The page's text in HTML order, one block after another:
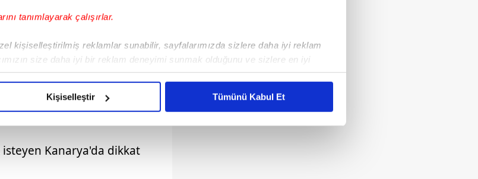
tanımlayarak çalışırlar.
kişiselleştirilmiş reklamlar sunabilir, sayfalarımızda sizlere daha iyi reklam
size daha iyi bir reklam deneyimi sunmak olduğunu ve sizlere en iyi
gösterdiğimizi ve bu noktada, reklamların maliyetlerimizi karşılamak
Sitemizde kendimize ve üçüncü kişilere ait çerezler kullanılmaktadır. Bu
olup gerekli olan çerezler bilgi toplumu hizmetlerinin sunulması
daha işlevsel kılınması ve kişiselleştirilmesi ve sizlere yönelik
Kişiselleştir Tümünü Kabul Et
Kanarya'da dikkat